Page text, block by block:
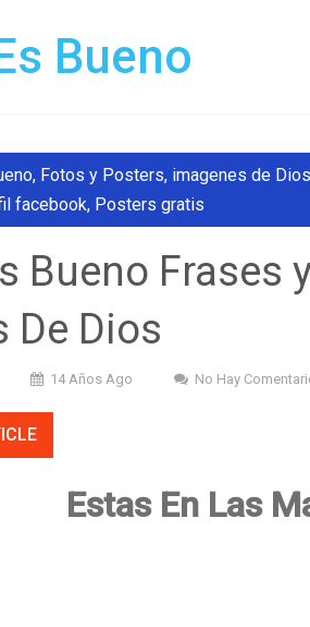
Bueno
, Fotos y Posters, imagenes de
facebook, Posters gratis
Bueno Frases
De Dios
14 Años Ago No Hay
Estas En Las